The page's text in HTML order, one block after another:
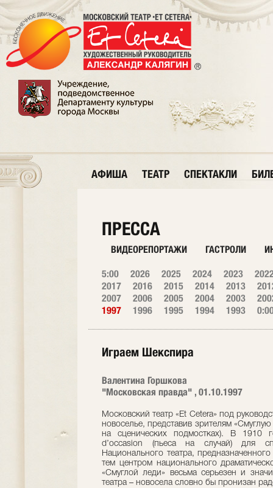
АФИША ТЕАТР СПЕКТАКЛИ
ПРЕССА
ВИДЕОРЕПОРТАЖИ ГАСТРОЛИ
5:00 2026 2025 2024 2023
2017
2016 2015 2014 2013
2007
2006 2005 2004 2003
1997
1996 1995 1994 1993
Играем Шекспира
Валентина Горшкова
"Московская правда" , 01.10.1997
Московский театр «Et Cetera» под
новоселье, представив зрителям
на сценических подмостках). В 1910
d’occasion (пьеса на случай) для
Национального театра,
тем центром национального
«Смуглой леди» весьма серьезен и
театра – новосела словно бы пронизан